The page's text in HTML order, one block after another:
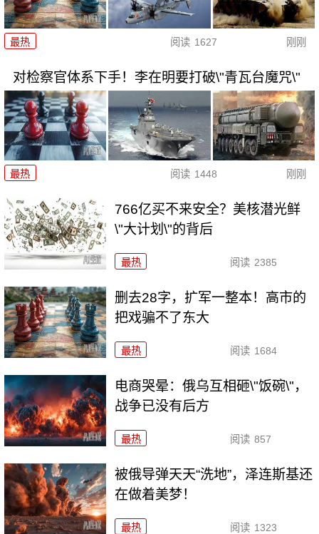
最热 阅读 1627 刚刚
对检察官体系下手！李在明要打破\"青瓦台魔咒\"
最热 阅读 1448 刚刚
766亿买不来安全？美核潜光鲜
\"大计划\"的背后
最热 阅读 2385
删去28字，扩军一整本！高市的
把戏骗不了东大
最热 阅读 1684
电商哭晕：俄乌互相砸\"饭碗\"，
战争已没有后方
最热 阅读 857
被俄导弹天天“洗地”，泽连斯基还
在做着美梦！
最热 阅读 1323